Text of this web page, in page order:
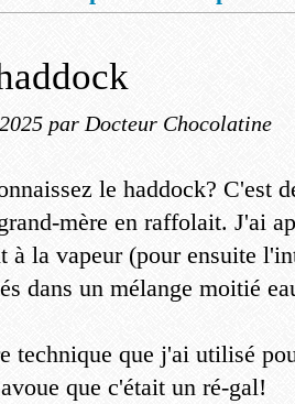
par Docteur Chocolatine
le haddock? C'est
mère en raffolait. J'ai
à la vapeur (pour ensuite
dans un mélange moitié
technique que j'ai utilisé
que c'était un ré-gal!